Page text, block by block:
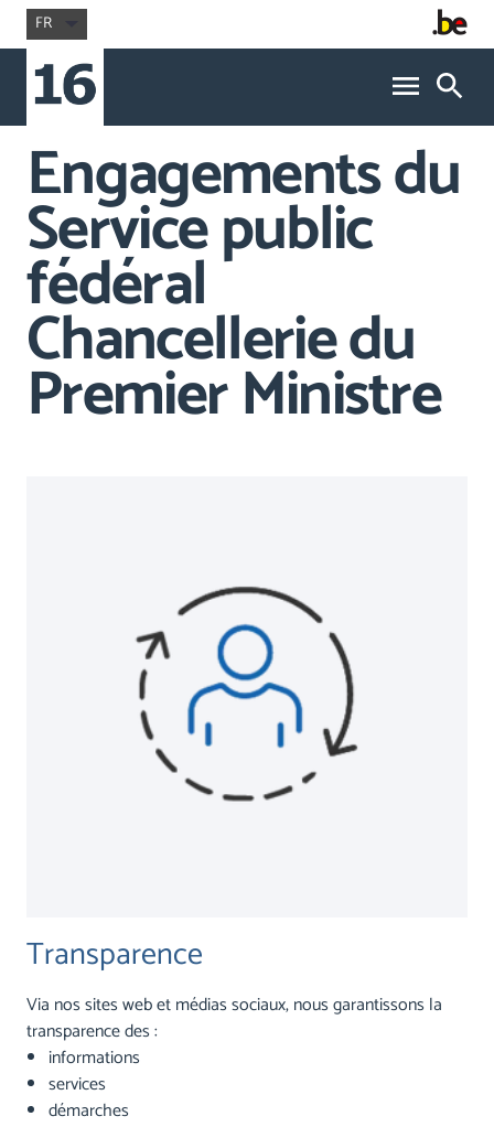
FR
Engagements du
Service public
fédéral
Chancellerie du
Premier Ministre
Transparence
Via nos sites web et médias sociaux, nous garantissons la
transparence des :
informations
services
démarches